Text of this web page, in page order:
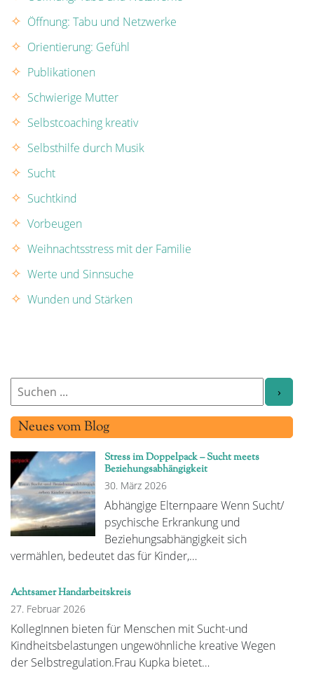
Öffnung: Tabu und Netzwerke
Orientierung: Gefühl
Publikationen
Schwierige Mutter
Selbstcoaching kreativ
Selbsthilfe durch Musik
Sucht
Suchtkind
Vorbeugen
Weihnachtsstress mit der Familie
Werte und Sinnsuche
Wunden und Stärken
Neues vom Blog
Stress im Doppelpack – Sucht meets
Beziehungsabhängigkeit
30. März 2026
Abhängige Elternpaare Wenn Sucht/
psychische Erkrankung und
Beziehungsabhängigkeit sich
vermählen, bedeutet das für Kinder,…
Achtsamer Handarbeitskreis
27. Februar 2026
KollegInnen bieten für Menschen mit Sucht-und
Kindheitsbelastungen ungewöhnliche kreative Wegen
der Selbstregulation.Frau Kupka bietet…